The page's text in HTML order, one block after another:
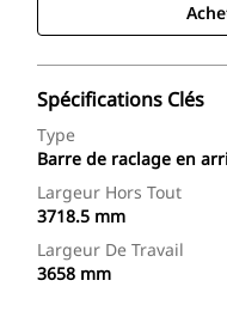
Spécifications Clés
Type
Barre de raclage en
Largeur Hors Tout
3718.5 mm
Largeur De Travail
3658 mm